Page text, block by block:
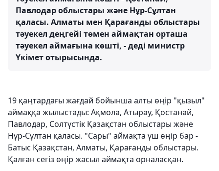
Павлодар облыстары және Нұр-Сұлтан
қаласы. Алматы мен Қарағанды ​​облыстары
тәуекел деңгейі төмен аймақтан орташа
тәуекел аймағына көшті, - деді министр
Үкімет отырысында.
19 қаңтардағы жағдай бойынша алты өңір "қызыл"
аймаққа жылыстады: Ақмола, Атырау, Қостанай,
Павлодар, Солтүстік Қазақстан облыстары және
Нұр-Сұлтан қаласы. "Сары" аймақта үш өңір бар -
Батыс Қазақстан, Алматы, Қарағанды ​​облыстары.
Қалған сегіз өңір жасыл аймақта орналасқан.